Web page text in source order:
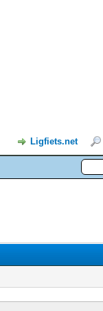
Ligfiets.net